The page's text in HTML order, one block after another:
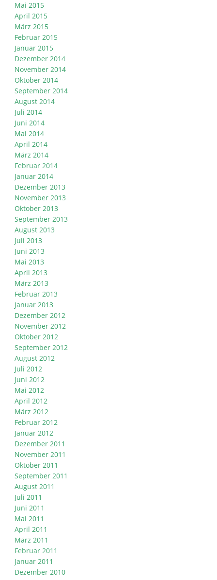
Mai 2015
April 2015
März 2015
Februar 2015
Januar 2015
Dezember 2014
November 2014
Oktober 2014
September 2014
August 2014
Juli 2014
Juni 2014
Mai 2014
April 2014
März 2014
Februar 2014
Januar 2014
Dezember 2013
November 2013
Oktober 2013
September 2013
August 2013
Juli 2013
Juni 2013
Mai 2013
April 2013
März 2013
Februar 2013
Januar 2013
Dezember 2012
November 2012
Oktober 2012
September 2012
August 2012
Juli 2012
Juni 2012
Mai 2012
April 2012
März 2012
Februar 2012
Januar 2012
Dezember 2011
November 2011
Oktober 2011
September 2011
August 2011
Juli 2011
Juni 2011
Mai 2011
April 2011
März 2011
Februar 2011
Januar 2011
Dezember 2010